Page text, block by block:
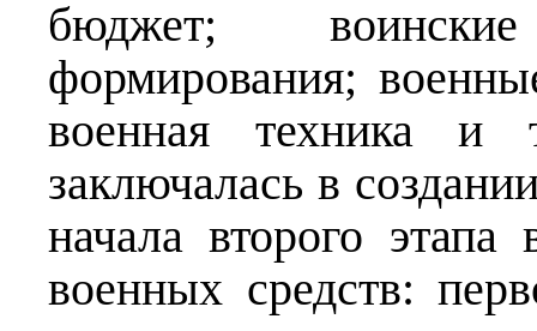
бюджет;
формирования;
военная техника и
заключалась в
начала второго
военных средств: